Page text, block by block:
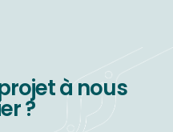
à nous
?